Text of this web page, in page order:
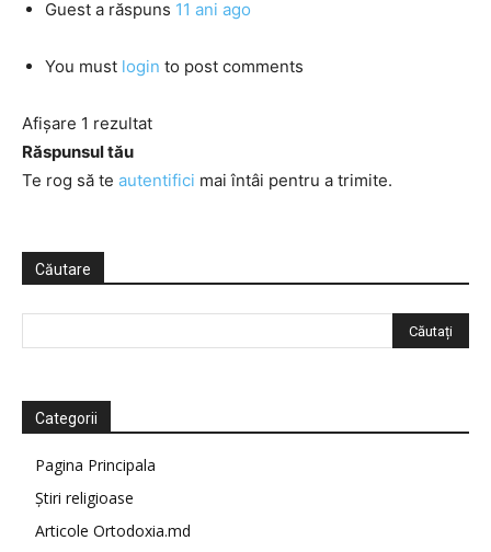
Guest a răspuns 11 ani ago
You must login to post comments
Afișare 1 rezultat
Răspunsul tău
Te rog să te autentifici mai întâi pentru a trimite.
Căutare
Categorii
Pagina Principala
Știri religioase
Articole Ortodoxia.md